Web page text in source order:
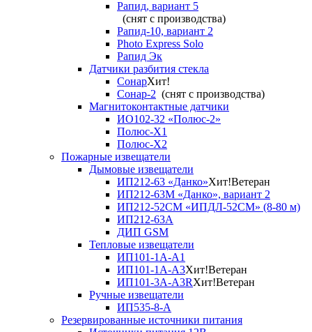
Рапид, вариант 5
(снят с производства)
Рапид-10, вариант 2
Photo Express Solo
Рапид Эк
Датчики разбития стекла
СонарХит!
Сонар-2 (снят с производства)
Магнитоконтактные датчики
ИО102-32 «Полюс-2»
Полюс-X1
Полюс-X2
Пожарные извещатели
Дымовые извещатели
ИП212-63 «Данко»Хит!Ветеран
ИП212-63М «Данко», вариант 2
ИП212-52СМ «ИПДЛ-52СМ» (8-80 м)
ИП212-63А
ДИП GSM
Тепловые извещатели
ИП101-1А-А1
ИП101-1А-А3Хит!Ветеран
ИП101-3А-А3RХит!Ветеран
Ручные извещатели
ИП535-8-А
Резервированные источники питания